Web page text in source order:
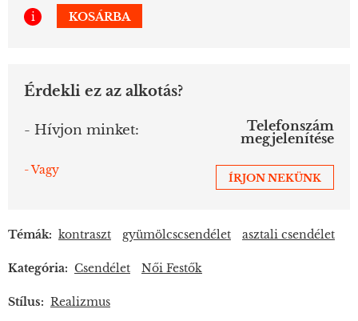
i KOSÁRBA
Érdekli ez az alkotás?
- Hívjon minket:
Telefonszám
megjelenítése
- Vagy
ÍRJON NEKÜNK
Témák: kontraszt gyümölcscsendélet asztali csendélet
Kategória: Csendélet Női Festők
Stílus: Realizmus